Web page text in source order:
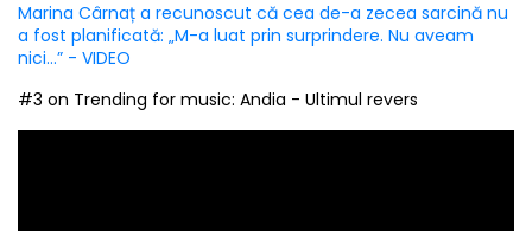
Marina Cârnaț a recunoscut că cea de-a zecea sarcină nu
a fost planificată: „M-a luat prin surprindere. Nu aveam
nici...” - VIDEO
#3 on Trending for music: Andia - Ultimul revers